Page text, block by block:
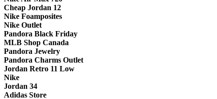
Cheap Jordan 12
Nike Foamposites
Nike Outlet
Pandora Black Friday
MLB Shop Canada
Pandora Jewelry
Pandora Charms Outlet
Jordan Retro 11 Low
Nike
Jordan 34
Adidas Store